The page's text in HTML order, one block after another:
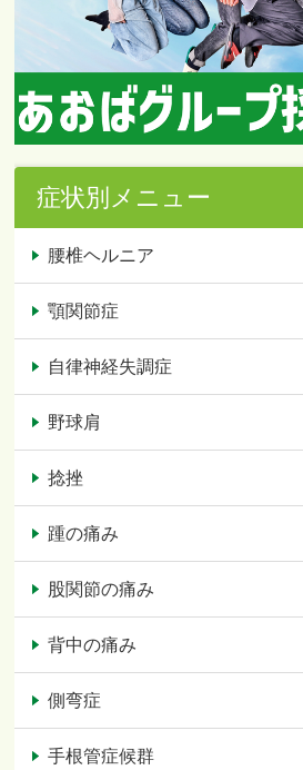
症状別メニュー
腰椎ヘルニア
顎関節症
自律神経失調症
野球肩
捻挫
踵の痛み
股関節の痛み
背中の痛み
側弯症
手根管症候群